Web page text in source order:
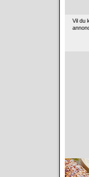
Vil du